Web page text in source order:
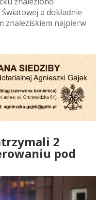
a dokładnie
znaleziskiem najpierw
2
pod